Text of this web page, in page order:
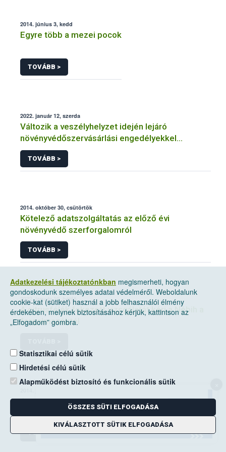
2014. június 3, kedd
Egyre több a mezei pocok
TOVÁBB >
2022. január 12, szerda
Változik a veszélyhelyzet idején lejáró
növényvédőszervásárlási engedélyekkel
kapcsolatos szabályozás
TOVÁBB >
2014. október 30, csütörtök
Kötelező adatszolgáltatás az előző évi
növényvédő szerforgalomról
TOVÁBB >
2022. január 10, hétfő
A citrusfélék fokozott vizsgálatát kéri a Nébih a
forgalmazóktól
A mezei pocok elleni védekezési kötelezettség
a földhasználók kiemelt feladata
TOVÁBB >
Adatkezelési tájékoztatónkban megismerheti, hogyan
gondoskodunk személyes adatai védelméről. Weboldalunk
cookie-kat (sütiket) használ a jobb felhasználói élmény
érdekében, melynek biztosításához kérjük, kattintson az
„Elfogadom” gombra.
Statisztikai célú sütik
Hirdetési célú sütik
Alapműködést biztosító és funkcionális sütik
ÖSSZES SÜTI ELFOGADÁSA
KIVÁLASZTOTT SÜTIK ELFOGADÁSA